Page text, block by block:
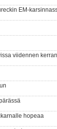
EM-
viidennen kerran
hopeaa